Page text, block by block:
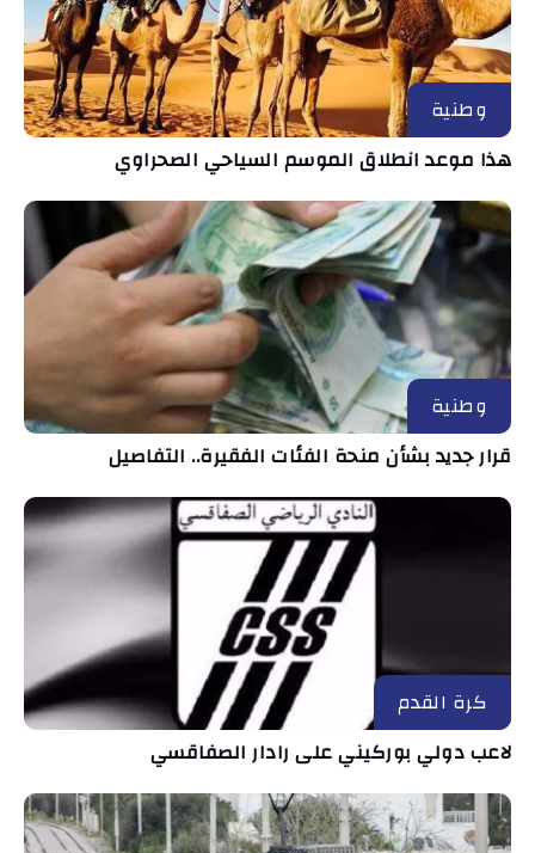
وطنية
هذا موعد انطلاق الموسم السياحي الصحراوي
وطنية
قرار جديد بشأن منحة الفئات الفقيرة.. التفاصيل
كرة القدم
لاعب دولي بوركيني على رادار الصفاقسي